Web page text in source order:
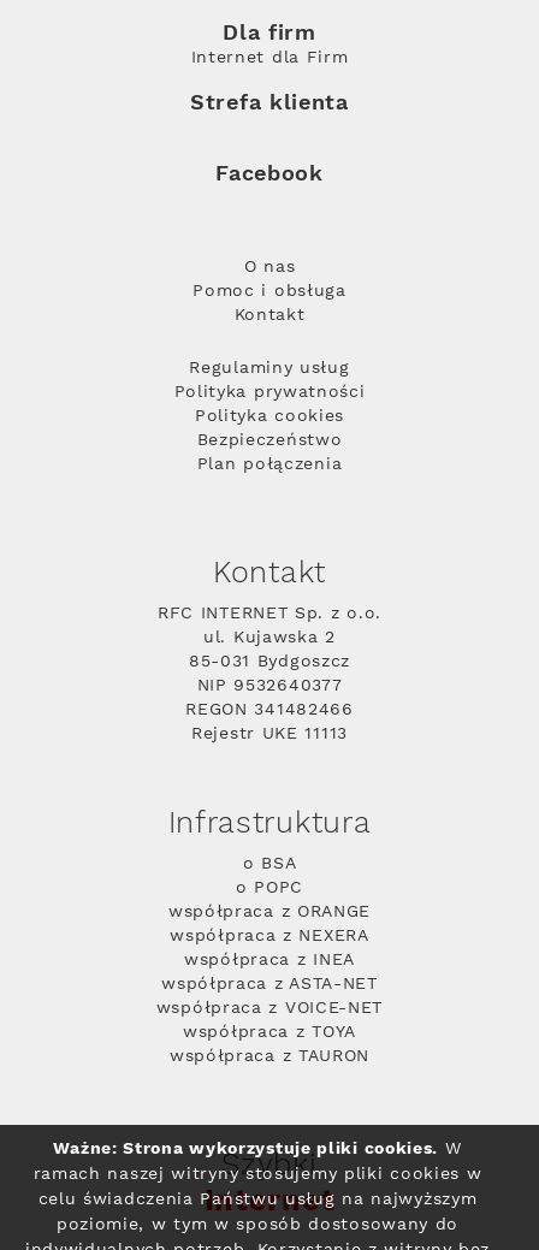
Dla firm
Internet dla Firm
Strefa klienta
Facebook
O nas
Pomoc i obsługa
Kontakt
Regulaminy usług
Polityka prywatności
Polityka cookies
Bezpieczeństwo
Plan połączenia
Kontakt
RFC INTERNET Sp. z o.o.
ul. Kujawska 2
85-031 Bydgoszcz
NIP 9532640377
REGON 341482466
Rejestr UKE 11113
Infrastruktura
o BSA
o POPC
współpraca z ORANGE
współpraca z NEXERA
współpraca z INEA
współpraca z ASTA-NET
współpraca z VOICE-NET
współpraca z TOYA
współpraca z TAURON
Szybki
Internet
Ważne: Strona wykorzystuje pliki cookies. W
ramach naszej witryny stosujemy pliki cookies w
celu świadczenia Państwu usług na najwyższym
poziomie, w tym w sposób dostosowany do